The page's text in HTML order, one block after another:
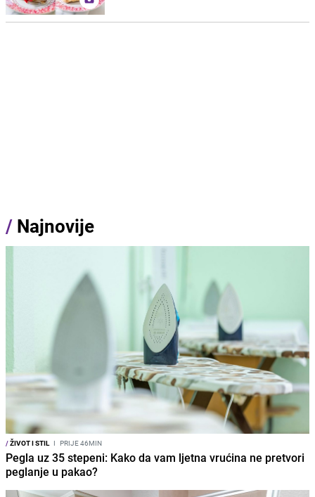
/ Najnovije
/ŽIVOT I STIL I PRIJE 46MIN
Pegla uz 35 stepeni: Kako da vam ljetna vrućina ne pretvori
peglanje u pakao?